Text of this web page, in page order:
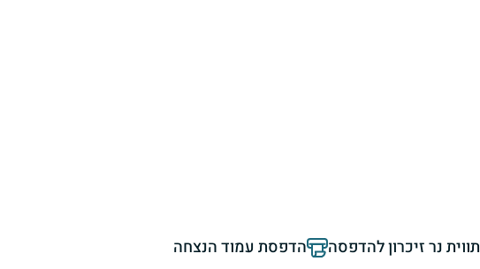
תווית נר זיכרון להדפסה הדפסת עמוד הנצחה